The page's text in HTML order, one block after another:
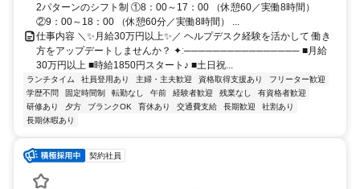
2パターンのシフト制 ①8：00～17：00 （休憩60／実働8時間）
②9：00～18：00 （休憩60分／実働8時間） ...
仕事内容 ＼✨️月給30万円以上✨️／ ヘルプデスク経験を活かして 働き
方をアップデートしませんか？ ✦ː──────────────── ■月給
30万円以上 ■時給1850円スタート♪ ■土日祝...
ランチタイム 社員登用あり 主婦・主夫歓迎 資格取得支援あり
フリーター歓迎
学歴不問
固定時間制 転勤なし 午前 経験者歓迎 残業なし
有資格者歓迎
研修あり
夕方 ブランクOK 育休あり 交通費支給 長期歓迎
社割あり
長期休暇あり
契約社員